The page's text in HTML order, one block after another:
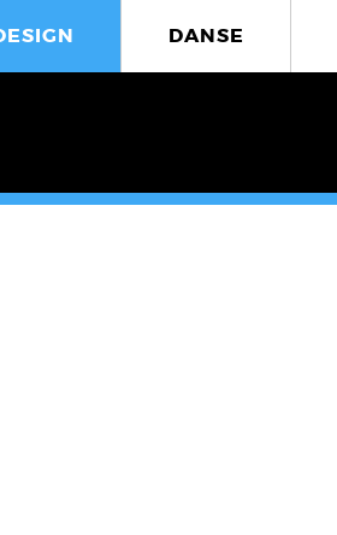
DANSE